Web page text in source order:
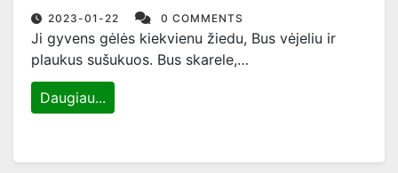
2023-01-22 0 COMMENTS
Ji gyvens gėlės kiekvienu žiedu, Bus vėjeliu ir
plaukus sušukuos. Bus skarele,…
Daugiau...